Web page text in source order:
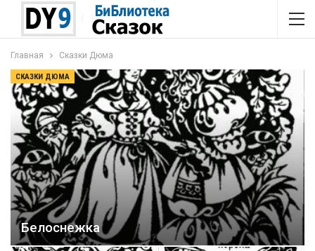
Главная Сказки Дюма
СКАЗКИ ДЮМА
Белоснежка